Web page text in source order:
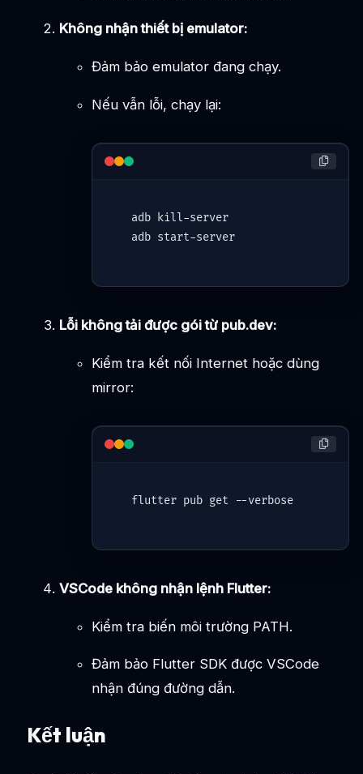
Không nhận thiết bị emulator:
Đảm bảo emulator đang chạy.
Nếu vẫn lỗi, chạy lại:
adb kill-server
adb start-server
Lỗi không tải được gói từ pub.dev:
Kiểm tra kết nối Internet hoặc dùng
mirror:
flutter pub get --verbose
VSCode không nhận lệnh Flutter:
Kiểm tra biến môi trường PATH.
Đảm bảo Flutter SDK được VSCode
nhận đúng đường dẫn.
Kết luận